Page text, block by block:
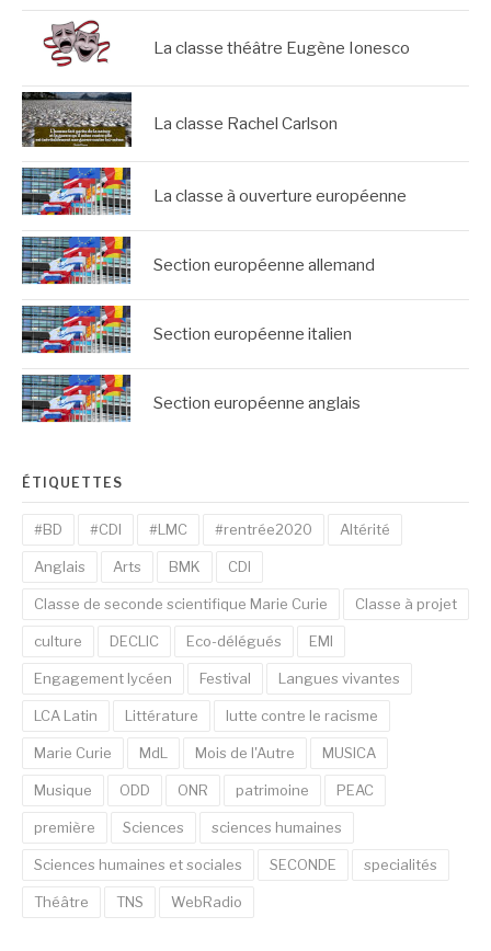
La classe théâtre Eugène Ionesco
La classe Rachel Carlson
La classe à ouverture européenne
Section européenne allemand
Section européenne italien
Section européenne anglais
ÉTIQUETTES
#BD #CDI #LMC #rentrée2020 Altérité
Anglais Arts BMK CDI
Classe de seconde scientifique Marie Curie Classe à projet
culture DECLIC Eco-délégués EMI
Engagement lycéen Festival Langues vivantes
LCA Latin Littérature lutte contre le racisme
Marie Curie MdL Mois de l'Autre MUSICA
Musique ODD ONR patrimoine PEAC
première Sciences sciences humaines
Sciences humaines et sociales SECONDE specialités
Théâtre TNS WebRadio